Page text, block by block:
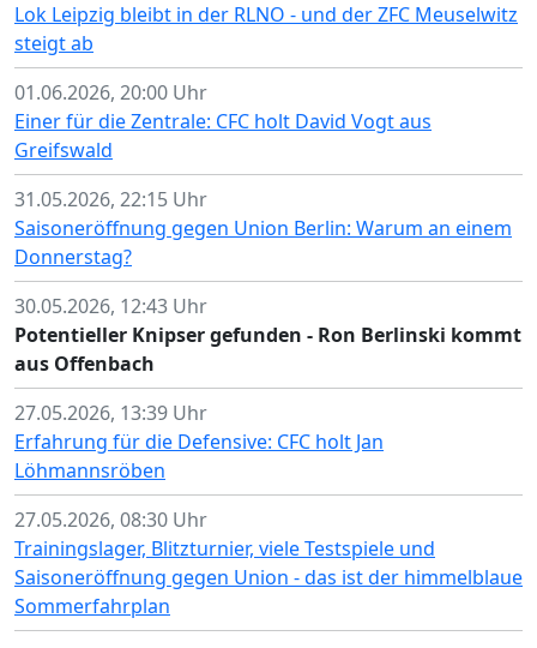
Lok Leipzig bleibt in der RLNO - und der ZFC Meuselwitz
steigt ab
01.06.2026, 20:00 Uhr
Einer für die Zentrale: CFC holt David Vogt aus
Greifswald
31.05.2026, 22:15 Uhr
Saisoneröffnung gegen Union Berlin: Warum an einem
Donnerstag?
30.05.2026, 12:43 Uhr
Potentieller Knipser gefunden - Ron Berlinski kommt
aus Offenbach
27.05.2026, 13:39 Uhr
Erfahrung für die Defensive: CFC holt Jan
Löhmannsröben
27.05.2026, 08:30 Uhr
Trainingslager, Blitzturnier, viele Testspiele und
Saisoneröffnung gegen Union - das ist der himmelblaue
Sommerfahrplan